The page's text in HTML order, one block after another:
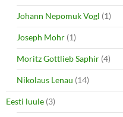
Johann Nepomuk Vogl (1)
Joseph Mohr (1)
Moritz Gottlieb Saphir (4)
Nikolaus Lenau (14)
Eesti luule (3)